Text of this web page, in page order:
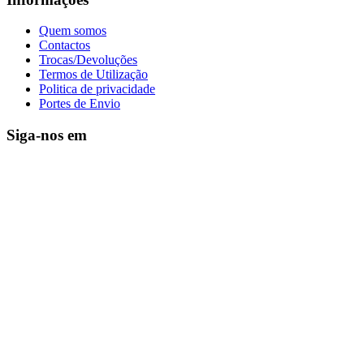
Quem somos
Contactos
Trocas/Devoluções
Termos de Utilização
Politica de privacidade
Portes de Envio
Siga-nos em